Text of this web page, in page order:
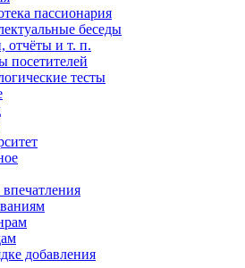
пассионария
беседы
отчёты и т. п.
посетителей
тесты
добавления